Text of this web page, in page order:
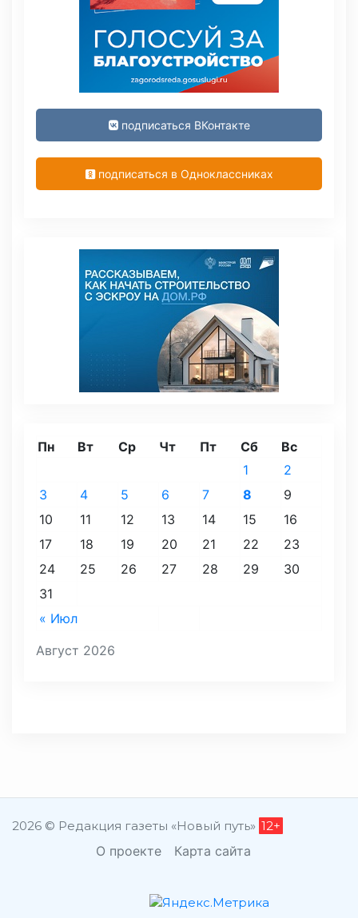
подписаться ВКонтакте
подписаться в Одноклассниках
Август 2026
Пн Вт Ср Чт Пт Сб Вс
« Июл
1
2
3
4 5 6 7 8
9
10
11 12 13 14 15
16
17
18 19 20 21 22
23
24
25 26 27 28 29
30
31
2026 © Редакция газеты «Новый путь» 12+
О проекте Карта сайта